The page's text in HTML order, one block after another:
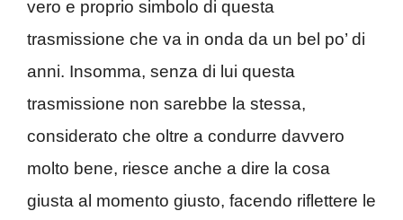
vero e proprio simbolo di questa
trasmissione che va in onda da un bel po’ di
anni. Insomma, senza di lui questa
trasmissione non sarebbe la stessa,
considerato che oltre a condurre davvero
molto bene, riesce anche a dire la cosa
giusta al momento giusto, facendo riflettere le